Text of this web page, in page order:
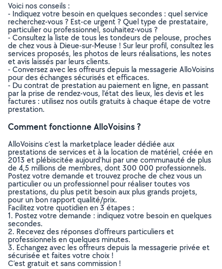
Voici nos conseils :
- Indiquez votre besoin en quelques secondes : quel service
recherchez-vous ? Est-ce urgent ? Quel type de prestataire,
particulier ou professionnel, souhaitez-vous ?
- Consultez la liste de tous les tondeurs de pelouse, proches
de chez vous à Dieue-sur-Meuse ! Sur leur profil, consultez les
services proposés, les photos de leurs réalisations, les notes
et avis laissés par leurs clients.
- Conversez avec les offreurs depuis la messagerie AlloVoisins
pour des échanges sécurisés et efficaces.
- Du contrat de prestation au paiement en ligne, en passant
par la prise de rendez-vous, l’état des lieux, les devis et les
factures : utilisez nos outils gratuits à chaque étape de votre
prestation.
Comment fonctionne AlloVoisins ?
AlloVoisins c’est la marketplace leader dédiée aux
prestations de services et à la location de matériel, créée en
2013 et plébiscitée aujourd’hui par une communauté de plus
de 4,5 millions de membres, dont 300 000 professionnels.
Postez votre demande et trouvez proche de chez vous un
particulier ou un professionnel pour réaliser toutes vos
prestations, du plus petit besoin aux plus grands projets,
pour un bon rapport qualité/prix.
Facilitez votre quotidien en 3 étapes :
1. Postez votre demande : indiquez votre besoin en quelques
secondes.
2. Recevez des réponses d’offreurs particuliers et
professionnels en quelques minutes.
3. Echangez avec les offreurs depuis la messagerie privée et
sécurisée et faites votre choix !
C’est gratuit et sans commission !